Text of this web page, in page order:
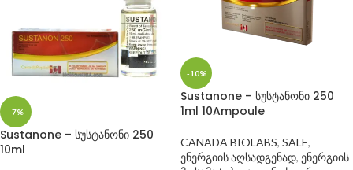
-7%
Sustanone – სუსტანონი 250
10ml
-10%
Sustanone – სუსტანონი 250
1ml 10Ampoule
CANADA BIOLABS, SALE,
ენერგიის აღსადგენად, ენერგიის